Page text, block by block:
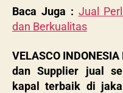
Baca Juga : Jual
dan Berkualitas
VELASCO INDONESIA
dan Supplier jual
kapal terbaik di